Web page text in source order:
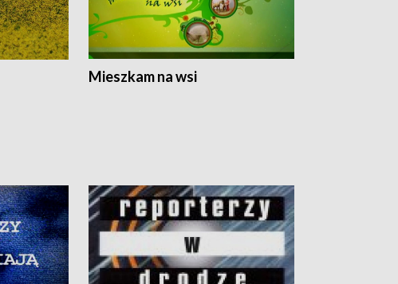
Mieszkam na wsi